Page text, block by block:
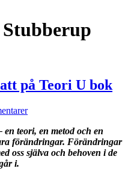
på Teori U bok
till
10%
rabatt
på
teori, en metod och en
förändringar. Förändringar
oss själva och behoven i de
i.